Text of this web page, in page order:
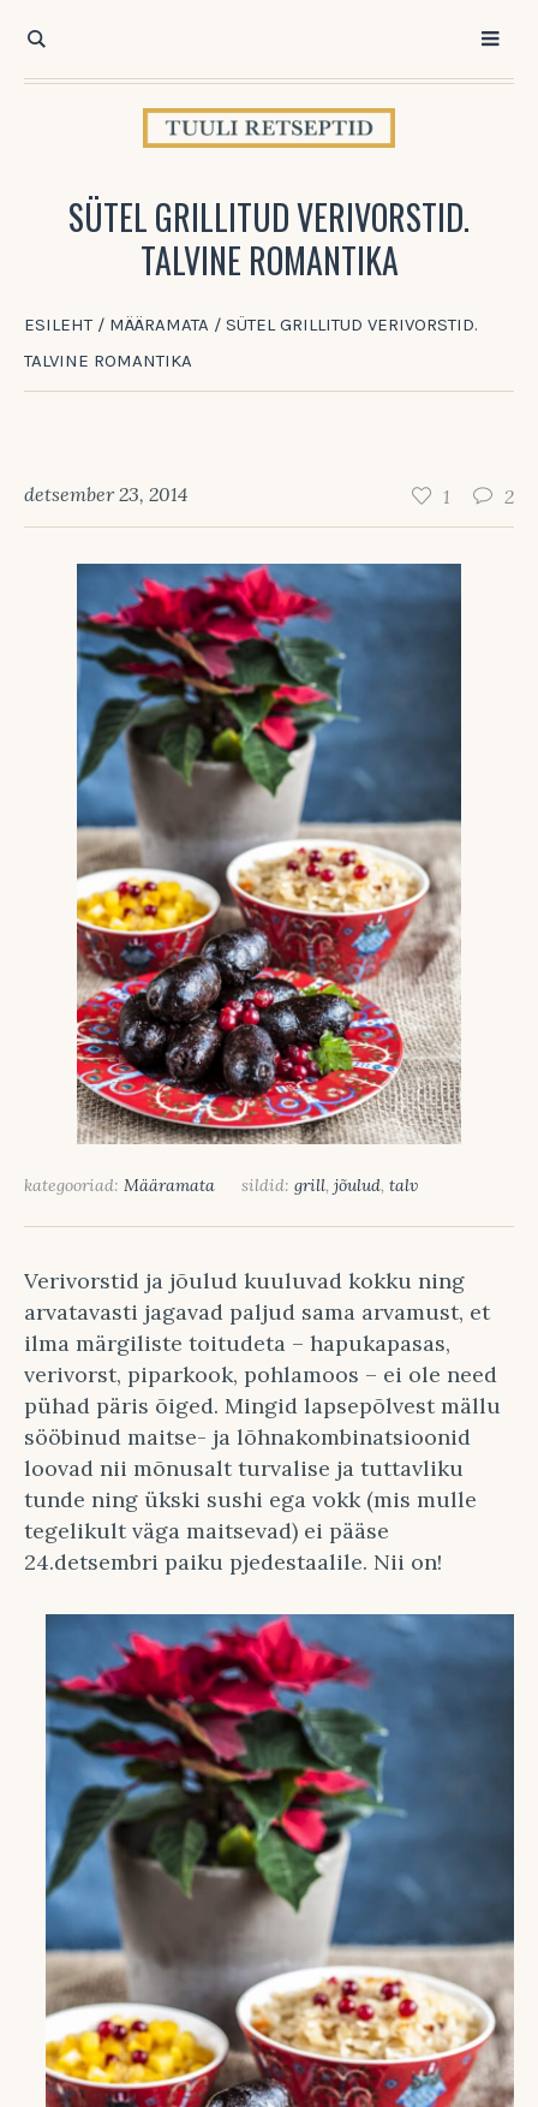
SÜTEL GRILLITUD VERIVORSTID.
TALVINE ROMANTIKA
ESILEHT / MÄÄRAMATA / SÜTEL GRILLITUD VERIVORSTID.
TALVINE ROMANTIKA
detsember 23, 2014 2
1
kategooriad: Määramata sildid: grill, jõulud, talv
Verivorstid ja jõulud kuuluvad kokku ning
arvatavasti jagavad paljud sama arvamust, et
ilma märgiliste toitudeta – hapukapasas,
verivorst, piparkook, pohlamoos – ei ole need
pühad päris õiged. Mingid lapsepõlvest mällu
sööbinud maitse- ja lõhnakombinatsioonid
loovad nii mõnusalt turvalise ja tuttavliku
tunde ning ükski sushi ega vokk (mis mulle
tegelikult väga maitsevad) ei pääse
24.detsembri paiku pjedestaalile. Nii on!